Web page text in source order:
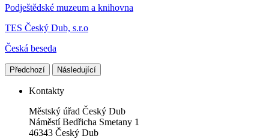
Podještědské muzeum a knihovna
TES Český Dub, s.r.o
Česká beseda
Předchozí Následující
Kontakty
Městský úřad Český Dub
Náměstí Bedřicha Smetany 1
46343 Český Dub